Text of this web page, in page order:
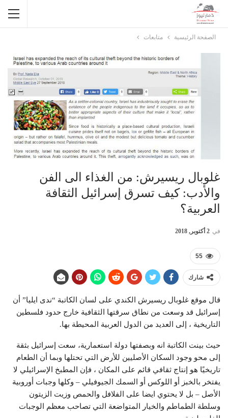
الصفحة الرئيسية متابعات
غلوبال ريسيرش: من الغذاء الى الفن
والأدب: كيف تسرق إسرائيل الثقافة
العربية؟
في 2 أكتوبر, 2018
55
شارك
قال موقع غلوبال ريسيرش الكندي على لسان الكاتبة “ندى ايليا” أن
إسرائيل قد وسعت من نطاق سرقتها الثقافية خارج حدود فلسطين
التاريخية ، إلى العديد من الدول العربية المحيطة بها.
حيث بينت الكاتبة انه وبصفتها دولة استعمارية، سعت إسرائيل بثقة
إلى محو وجود السكان الأصليين للأرض التي تحتلها وبما أن الطعام
تاريخيًا هو إنتاج ثقافي قائم على المكان ، فإن المطبخ الإسرائيلي لا
يفتخر بالخبز أو اللوكس أو السمك الجيوفيلي – وكلها وجبات أوروبية
الأصل – بل لا يحتوي ايضا على الفلافل والحمص وزيت الزيتون
وسلطة الطماطم والخيار المتواضعة التي تصاحب معظم الوجبات